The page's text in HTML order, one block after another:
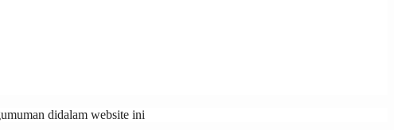
didalam website ini